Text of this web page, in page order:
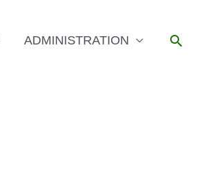
ADMINISTRATION